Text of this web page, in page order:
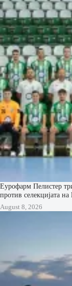
Еурофарм Пелистер
против селекцијата на
August 8, 2026